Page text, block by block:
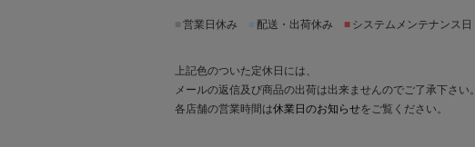
営業日休み 配送・出荷休み ■ システムメンテナンス日
上記色のついた定休日には、
メールの返信及び商品の出荷は出来ませんのでご了承下さい。
各店舗の営業時間は休業日のお知らせをご覧ください。